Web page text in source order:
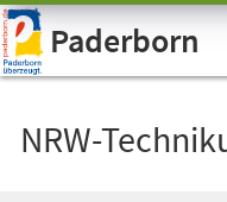
Visuelle
Assistenzsoftware
öffnen.Paderborn
NRW-